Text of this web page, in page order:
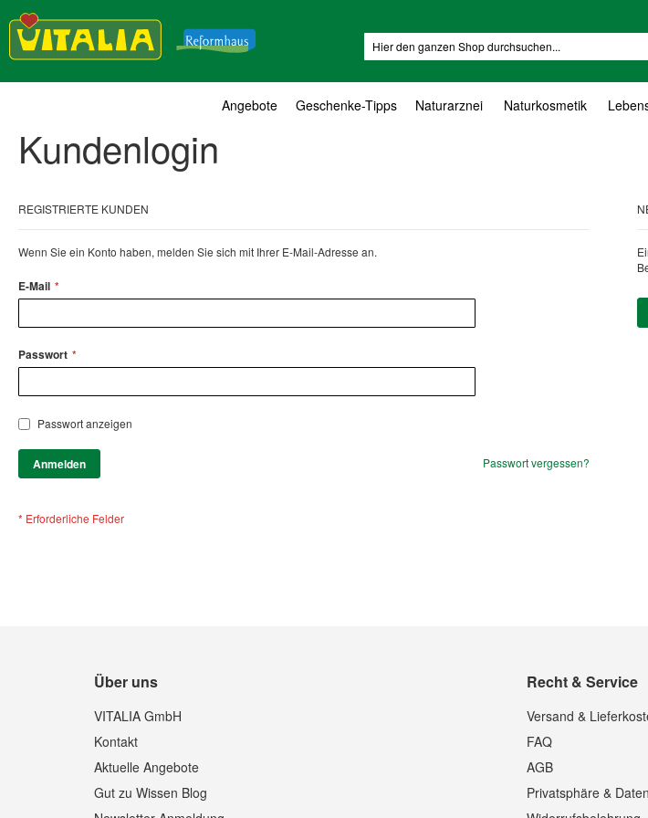
Angebote Geschenke-Tipps Naturarznei Naturkosmetik
Kundenlogin
REGISTRIERTE KUNDEN
Wenn Sie ein Konto haben, melden Sie sich mit Ihrer E-Mail-Adresse an.
E-Mail
Passwort
Passwort anzeigen
Anmelden Passwort vergessen?
Über uns
VITALIA GmbH
Kontakt
Aktuelle Angebote
Gut zu Wissen Blog
Recht & Service
Versand &
FAQ
AGB
Privatsphäre &